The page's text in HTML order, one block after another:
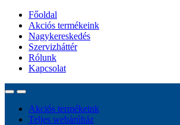
Főoldal
Akciós termékeink
Nagykereskedés
Szervizháttér
Rólunk
Kapcsolat
Akciós termékeink
Teljes webárúház